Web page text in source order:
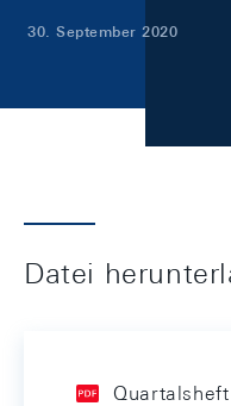
30. September 2020
Datei